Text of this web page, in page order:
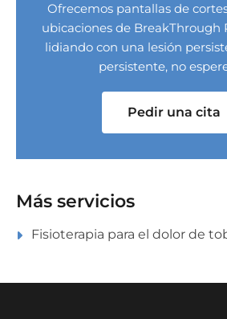
Ofrecemos pantallas de
ubicaciones de BreakThrough
lidiando con una lesión
persistente, no
Pedir una cita
Más servicios
Fisioterapia para el dolor de